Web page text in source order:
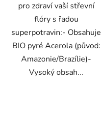
pro zdraví vaší střevní
flóry s řadou
superpotravin:- Obsahuje
BIO pyré Acerola (původ:
Amazonie/Brazílie)-
Vysoký obsah...